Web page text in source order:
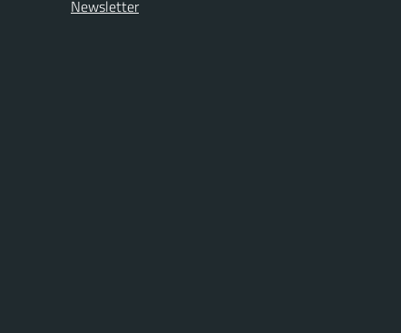
Newsletter